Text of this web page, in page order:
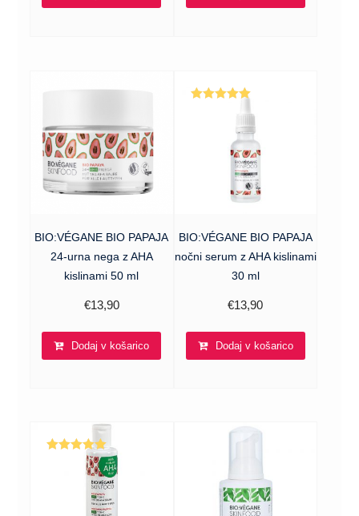
BIO:VÉGANE BIO PAPAJA
24-urna nega z AHA
kislinami 50 ml
€13,90
Dodaj v košarico
BIO:VÉGANE BIO PAPAJA
nočni serum z AHA kislinami
30 ml
€13,90
Dodaj v košarico
Ocenjeno
5.00